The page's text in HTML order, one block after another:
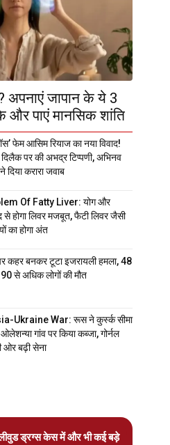
अपनाएं जापान के ये 3
और पाएं मानसिक शांति
फेम आसिम रियाज का नया विवाद!
दिलैक पर की अभद्र टिप्पणी, अभिनव
दिया करारा जवाब
Of Fatty Liver: योग और
से होगा लिवर मजबूत, फैटी लिवर जैसी
का होगा अंत
कहर बनकर टूटा इजरायली हमला, 48
से अधिक लोगों की मौत
Ukraine War: रूस ने कुर्स्क सीमा
गांव पर किया कब्जा, गोर्नल
ओर बढ़ी सेना
ड्रग्स केस में और भी कई बड़े